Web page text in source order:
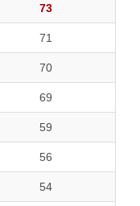
73
71
70
69
59
56
54